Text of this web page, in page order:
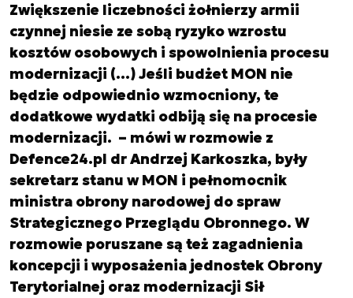
Zwiększenie liczebności żołnierzy armii
czynnej niesie ze sobą ryzyko wzrostu
kosztów osobowych i spowolnienia procesu
modernizacji (…) Jeśli budżet MON nie
będzie odpowiednio wzmocniony, te
dodatkowe wydatki odbiją się na procesie
modernizacji. – mówi w rozmowie z
Defence24.pl dr Andrzej Karkoszka, były
sekretarz stanu w MON i pełnomocnik
ministra obrony narodowej do spraw
Strategicznego Przeglądu Obronnego. W
rozmowie poruszane są też zagadnienia
koncepcji i wyposażenia jednostek Obrony
Terytorialnej oraz modernizacji Sił